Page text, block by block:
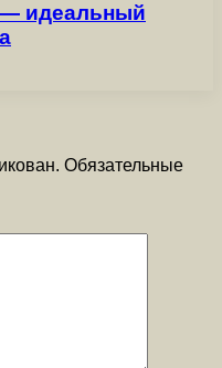
— идеальный
Обязательные